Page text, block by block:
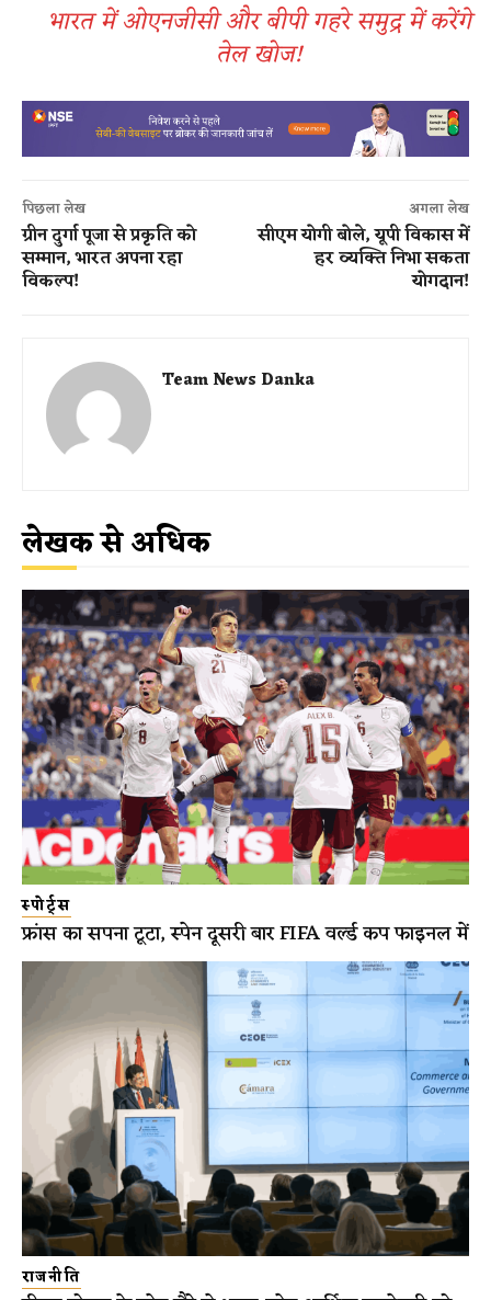
भारत में ओएनजीसी और बीपी गहरे समुद्र में करेंगे
तेल खोज!
पिछला लेख
ग्रीन दुर्गा पूजा से प्रकृति को
सम्मान, भारत अपना रहा
विकल्प!
अगला लेख
सीएम योगी बोले, यूपी विकास में
हर व्यक्ति निभा सकता
योगदान!
Team News Danka
लेखक से अधिक
स्पोर्ट्स
फ्रांस का सपना टूटा, स्पेन दूसरी बार FIFA वर्ल्ड कप फाइनल में
राजनीति